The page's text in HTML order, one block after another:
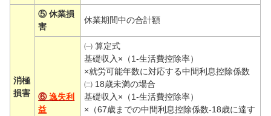
消極
損害
⑤ 休業損
害
休業期間中の合計額
⑥逸失利
益
㈠ 算定式
基礎収入×（1-生活費控除率）
×就労可能年数に対応する中間利息控除係数
㈡ 18歳未満の場合
基礎収入×（1-生活費控除率）
×（67歳までの中間利息控除係数-18歳に達す